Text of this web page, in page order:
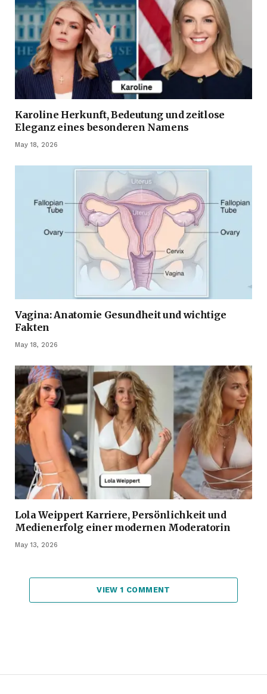
Karoline Herkunft, Bedeutung und zeitlose
Eleganz eines besonderen Namens
May 18, 2026
Vagina: Anatomie Gesundheit und wichtige
Fakten
May 18, 2026
Lola Weippert Karriere, Persönlichkeit und
Medienerfolg einer modernen Moderatorin
May 13, 2026
VIEW 1 COMMENT